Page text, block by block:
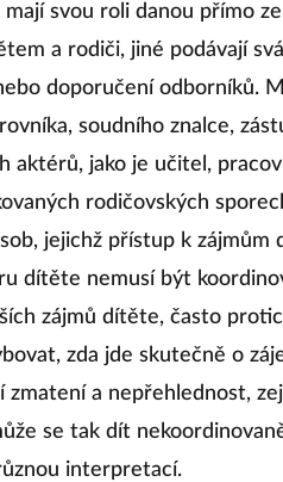
svou roli danou přímo
a rodiči, jiné podávají
doporučení odborníků.
soudního znalce,
aktérů, jako je učitel,
rodičovských
jejichž přístup k
dítěte nemusí být
zájmů dítěte, často
zda jde skutečně o
zmatení a nepřehlednost,
se tak dít
interpretací.